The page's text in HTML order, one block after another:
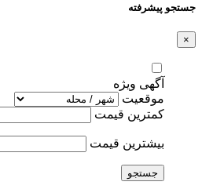
جستجو پیشرفته
×
آگهی ویژه
موقعیت
کمترین قیمت
بیشترین قیمت
جستجو